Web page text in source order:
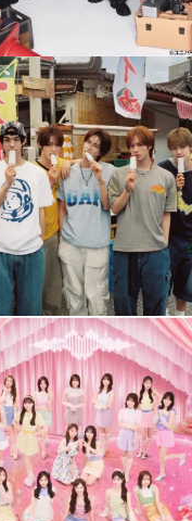
musicjapantv
💡8月特番放送決定！
...
8月 4
5 0
musicjapantv
💡8月特番放送決定！
...
8月 4
2 0